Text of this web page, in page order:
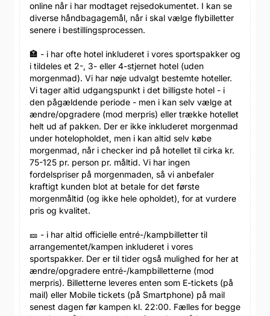
online når i har modtaget rejsedokumentet. I kan se
diverse håndbagagemål, når i skal vælge flybilletter
senere i bestillingsprocessen.
🏣 - i har ofte hotel inkluderet i vores sportspakker og
i tildeles et 2-, 3- eller 4-stjernet hotel (uden
morgenmad). Vi har nøje udvalgt bestemte hoteller.
Vi tager altid udgangspunkt i det billigste hotel - i
den pågældende periode - men i kan selv vælge at
ændre/opgradere (mod merpris) eller trække hotellet
helt ud af pakken. Der er ikke inkluderet morgenmad
under hotelopholdet, men i kan altid selv købe
morgenmad, når i checker ind på hotellet til cirka kr.
75-125 pr. person pr. måltid. Vi har ingen
fordelspriser på morgenmaden, så vi anbefaler
kraftigt kunden blot at betale for det første
morgenmåltid (og ikke hele opholdet), for at vurdere
pris og kvalitet.
🎫 - i har altid officielle entré-/kampbilletter til
arrangementet/kampen inkluderet i vores
sportspakker. Der er til tider også mulighed for her at
ændre/opgradere entré-/kampbilletterne (mod
merpris). Billetterne leveres enten som E-tickets (på
mail) eller Mobile tickets (på Smartphone) på mail
senest dagen før kampen kl. 22:00. Fælles for begge